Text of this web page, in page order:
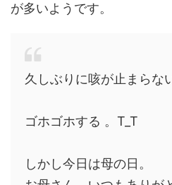
が多いようです。
久しぶりに咳が止まらな
ゴホゴホする 。T_T
しかし今日は母の日。